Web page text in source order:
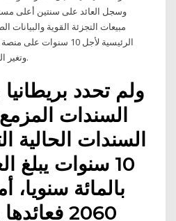
مبيعات التجزئة القوية والبيانات
الرئيسية لأجل 10
وتغير النسبة المئوية في الوقت الفعلي.
ولم تحدد
السندات
السندات الحالية
بالمائة